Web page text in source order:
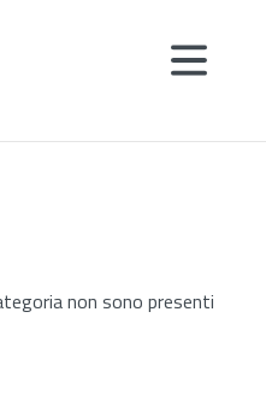
non sono presenti